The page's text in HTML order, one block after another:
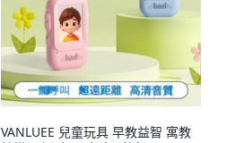
VANLUEE 兒童玩具 早教益智 寓教